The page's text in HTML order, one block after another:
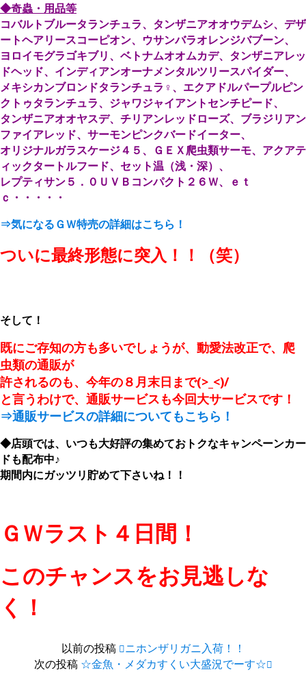
◆奇蟲・用品等
コバルトブルータランチュラ、タンザニアオオウデムシ、デザ
ートヘアリースコーピオン、ウサンバラオレンジバブーン、
ヨロイモグラゴキブリ、ベトナムオオムカデ、タンザニアレッ
ドヘッド、インディアンオーナメンタルツリースパイダー、
メキシカンブロンドタランチュラ♀、エクアドルパープルピン
クトゥタランチュラ、ジャワジャイアントセンチピード、
タンザニアオオヤスデ、チリアンレッドローズ、ブラジリアン
ファイアレッド、サーモンピンクバードイーター、
オリジナルガラスケージ４５、ＧＥＸ爬虫類サーモ、アクアテ
ィックタートルフード、セット温（浅・深）、
レプティサン５．０ＵＶＢコンパクト２６Ｗ、ｅｔ
ｃ・・・・・
⇒気になるＧＷ特売の詳細はこちら！
ついに最終形態に突入！！（笑）
そして！
既にご存知の方も多いでしょうが、動愛法改正で、爬
虫類の通販が
許されるのも、今年の８月末日まで(>_<)/
と言うわけで、通販サービスも今回大サービスです！
⇒通販サービスの詳細についてもこちら！
◆店頭では、いつも大好評の集めておトクなキャンペーンカー
ドも配布中♪
期間内にガッツリ貯めて下さいね！！
ＧＷラスト４日間！
このチャンスをお見逃しな
く！
以前の投稿
ニホンザリガニ入荷！！
次の投稿 ☆金魚・メダカすくい大盛況でーす☆